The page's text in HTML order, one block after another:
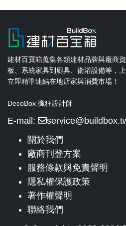
建材百寶箱蒐集各類建材品牌與廠商
板、系統家具到廚具、衛浴設備等，
立即精準連結在地店家與消費市場！
DecoBox 瘋狂設計師
E-mail:
關於我們
廠商刊登方案
服務條款與免責聲明
隱私權保護政策
著作權聲明
聯絡我們